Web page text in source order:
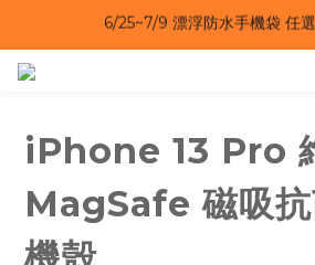
6/25~7/9｜夏日風扇 第二
6/25~7/9｜夏日風扇 第二
iPhone 13 Pro
MagSafe 磁吸